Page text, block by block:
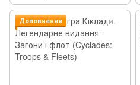
Доповнення